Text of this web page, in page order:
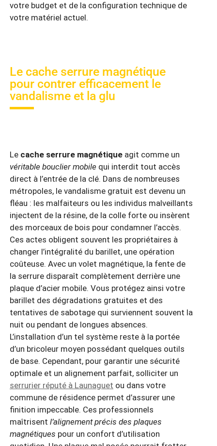
votre budget et de la configuration technique de
votre matériel actuel.
Le cache serrure magnétique
pour contrer efficacement le
vandalisme et la glu
Le cache serrure magnétique agit comme un
véritable bouclier mobile qui interdit tout accès
direct à l’entrée de la clé. Dans de nombreuses
métropoles, le vandalisme gratuit est devenu un
fléau : les malfaiteurs ou les individus malveillants
injectent de la résine, de la colle forte ou insèrent
des morceaux de bois pour condamner l’accès.
Ces actes obligent souvent les propriétaires à
changer l’intégralité du barillet, une opération
coûteuse. Avec un volet magnétique, la fente de
la serrure disparaît complètement derrière une
plaque d’acier mobile. Vous protégez ainsi votre
barillet des dégradations gratuites et des
tentatives de sabotage qui surviennent souvent la
nuit ou pendant de longues absences.
L’installation d’un tel système reste à la portée
d’un bricoleur moyen possédant quelques outils
de base. Cependant, pour garantir une sécurité
optimale et un alignement parfait, solliciter un
serrurier réputé à Launaguet ou dans votre
commune de résidence permet d’assurer une
finition impeccable. Ces professionnels
maîtrisent l’alignement précis des plaques
magnétiques pour un confort d’utilisation